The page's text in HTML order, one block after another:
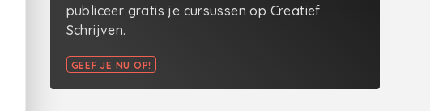
publiceer gratis je cursussen op Creatief
Schrijven.
GEEF JE NU OP!